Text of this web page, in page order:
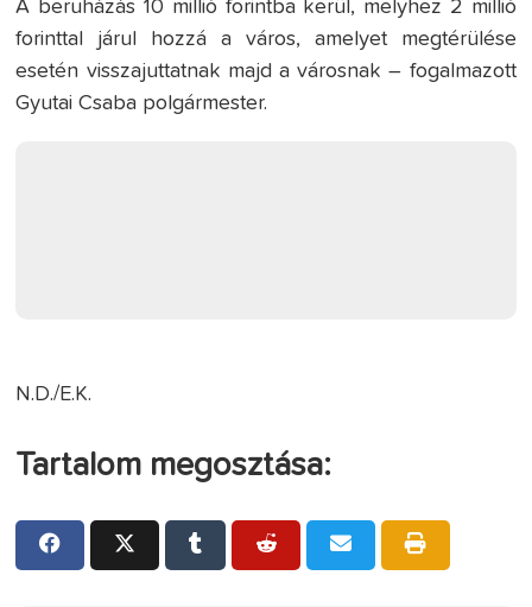
A beruházás 10 millió forintba kerül, melyhez 2 millió
forinttal járul hozzá a város, amelyet megtérülése
esetén visszajuttatnak majd a városnak – fogalmazott
Gyutai Csaba polgármester.
N.D./E.K.
Tartalom megosztása: